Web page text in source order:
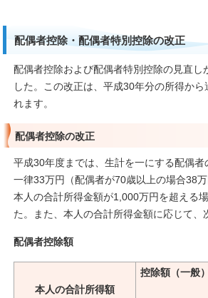
配偶者控除・配偶者特別控除の改正
配偶者控除および配偶者特別控除の見直
した。この改正は、平成30年分の所得か
れます。
配偶者控除の改正
平成30年度までは、生計を一にする配偶
一律33万円（配偶者が70歳以上の場合38
本人の合計所得金額が1,000万円を超える
た。また、本人の合計所得金額に応じて、
配偶者控除額
本人の合計所得額
控除額（